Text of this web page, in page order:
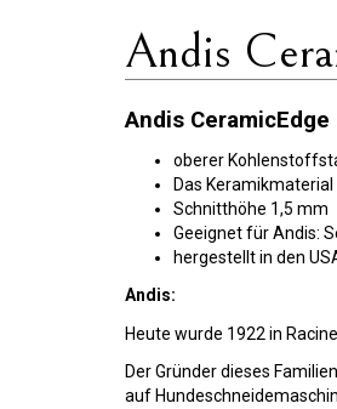
Andis
Andis
oberer
Das
Schnitthöhe 1,5 mm
Geeignet für Andis:
hergestellt in den
Andis:
Heute wurde 1922 in
Der Gründer dieses
auf